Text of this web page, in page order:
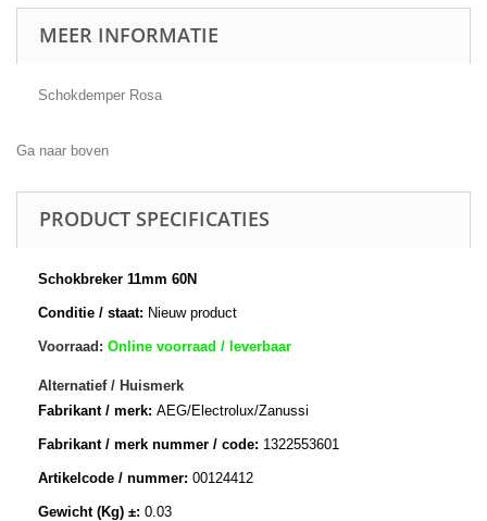
MEER INFORMATIE
Schokdemper Rosa
Ga naar boven
PRODUCT SPECIFICATIES
Schokbreker 11mm 60N
Conditie / staat: Nieuw product
Voorraad: Online voorraad / leverbaar
Alternatief / Huismerk
Fabrikant / merk: AEG/Electrolux/Zanussi
Fabrikant / merk nummer / code: 1322553601
Artikelcode / nummer: 00124412
Gewicht (Kg) ±: 0.03